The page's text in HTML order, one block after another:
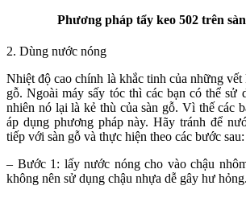
Phương pháp tẩy keo 502 trên
2. Dùng nước nóng
Nhiệt độ cao chính là khắc tinh của những vết
gỗ. Ngoài máy sấy tóc thì các bạn có thể sử
nhiên nó lại là kẻ thù của sàn gỗ. Vì thế các
áp dụng phương pháp này. Hãy tránh để
tiếp với sàn gỗ và thực hiện theo các bước sau:
– Bước 1: lấy nước nóng cho vào chậu
không nên sử dụng chậu nhựa dễ gây hư hỏng.